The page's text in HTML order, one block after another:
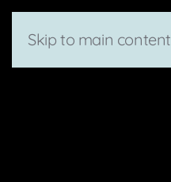
Skip to main content